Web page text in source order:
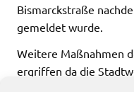
Bismarckstraße
gemeldet wurde.
Weitere Maßnahmen
ergriffen da die